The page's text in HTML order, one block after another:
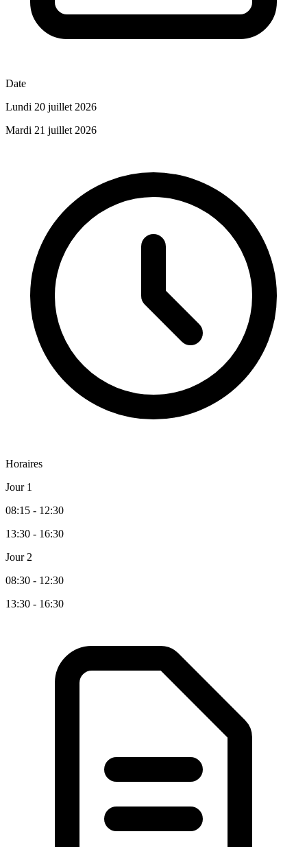
Date
Lundi 20 juillet 2026
Mardi 21 juillet 2026
Horaires
Jour 1
08:15 - 12:30
13:30 - 16:30
Jour 2
08:30 - 12:30
13:30 - 16:30